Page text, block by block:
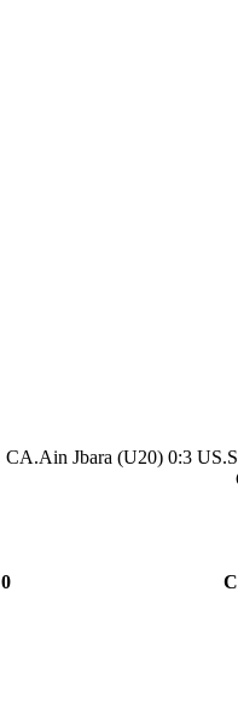
CA.Ain Jbara (U20) 0:3
0 :